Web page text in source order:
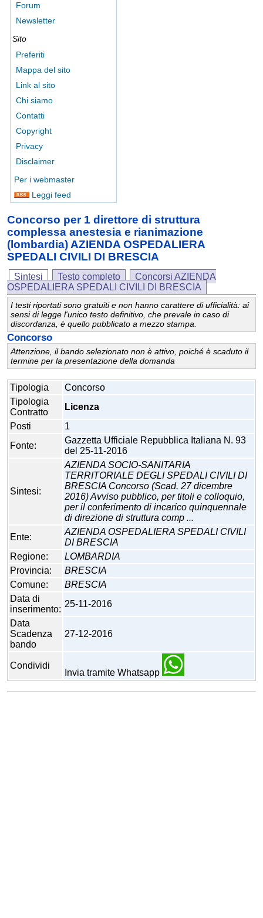
Forum
Newsletter
Sito
Preferiti
Mappa del sito
Link al sito
Chi siamo
Contatti
Copyright
Privacy
Disclaimer
Per i webmaster
Leggi feed
Concorso per 1 direttore di struttura
complessa anestesia e rianimazione
(lombardia) AZIENDA OSPEDALIERA
SPEDALI CIVILI DI BRESCIA
Sintesi Testo completo
Concorsi AZIENDA
OSPEDALIERA SPEDALI CIVILI DI BRESCIA
I testi riportati sono gratuiti e non hanno carattere di ufficialità: ai
sensi di legge l'unico testo definitivo, che prevale in caso di
discordanza, è quello pubblicato a mezzo stampa.
Concorso
Attenzione, il bando selezionato non è attivo, poiché è scaduto il
termine per la presentazione della domanda
Tipologia
Concorso
Tipologia
Contratto
Licenza
Posti
1
Fonte:
Gazzetta Ufficiale Repubblica Italiana N. 93
del 25-11-2016
Sintesi:
AZIENDA SOCIO-SANITARIA
TERRITORIALE DEGLI SPEDALI CIVILI DI
BRESCIA Concorso (Scad. 27 dicembre
2016) Avviso pubblico, per titoli e colloquio,
per il conferimento di incarico quinquennale
di direzione di struttura comp ...
Ente:
AZIENDA OSPEDALIERA SPEDALI CIVILI
DI BRESCIA
Regione:
LOMBARDIA
Provincia:
BRESCIA
Comune:
BRESCIA
Data di
inserimento:
25-11-2016
Data
Scadenza
bando
27-12-2016
Condividi
Invia tramite Whatsapp